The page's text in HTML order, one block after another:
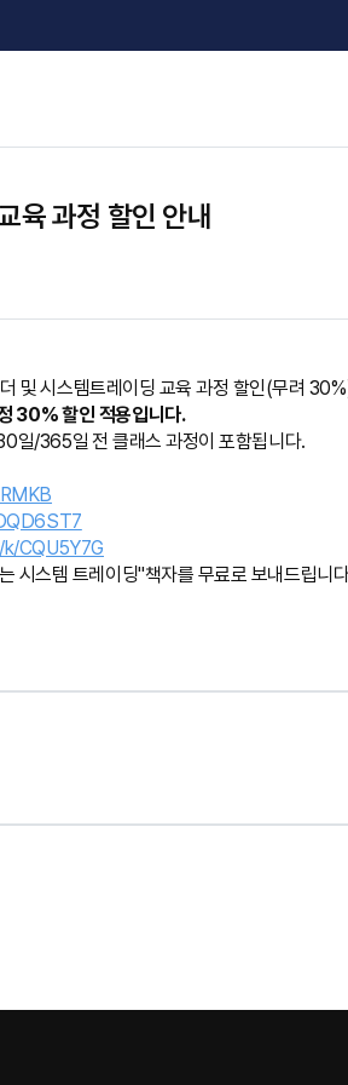
육 과정 할인 안내
및 시스템트레이딩 교육 과정 할인(무려
30% 할인 적용입니다.
일/365일 전 클래스 과정이 포함됩니다.
CQU5Y7G
시스템 트레이딩"책자를 무료로 보내드립니